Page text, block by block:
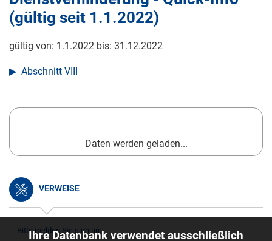
(gültig seit 1.1.2022)
gültig von: 1.1.2022 bis: 31.12.2022
Abschnitt VIII
Daten werden geladen...
VERWEISE
Bitte melden Sie sich an.
Ihre Datenbank verwendet ausschließlich